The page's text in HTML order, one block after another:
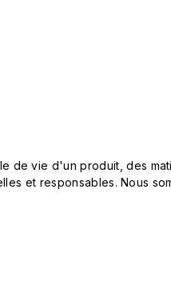
de vie d'un produit, des
et responsables. Nous